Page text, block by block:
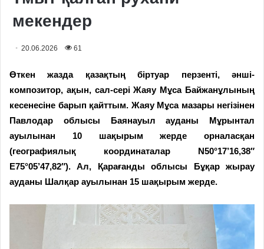
мекендер
20.06.2026 61
Өткен жазда қазақтың біртуар перзенті, әнші-
композитор, ақын, сал-сері Жаяу Мұса Байжанұлының
кесенесіне барып қайттым. Жаяу Мұса мазары негізінен
Павлодар облысы Баянауыл ауданы Мұрынтал
ауылынан 10 шақырым жерде орналасқан
(географиялық координаталар N50°17’16,38″
E75°05’47,82″). Ал, Қарағанды облысы Бұқар жырау
ауданы Шалқар ауылынан 15 шақырым жерде.